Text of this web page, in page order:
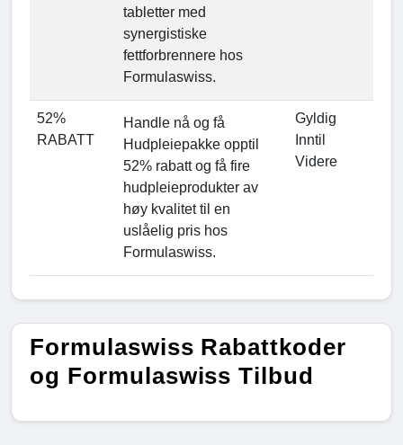
tabletter med
synergistiske
fettforbrennere hos
Formulaswiss.
52%
RABATT
Handle nå og få
Hudpleiepakke opptil
52% rabatt og få fire
hudpleieprodukter av
høy kvalitet til en
uslåelig pris hos
Formulaswiss.
Gyldig
Inntil
Videre
Formulaswiss Rabattkoder
og Formulaswiss Tilbud